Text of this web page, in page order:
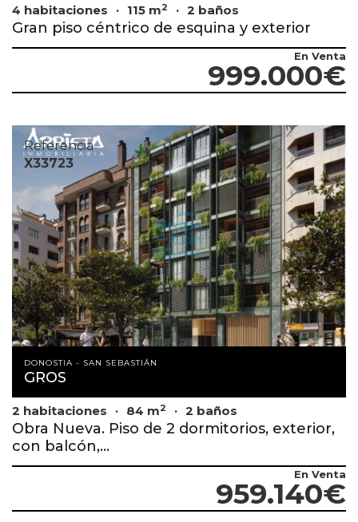
4 habitaciones 115 m2 2 baños
Gran piso céntrico de esquina y exterior
En Venta
999.000€
Referencia
X33723
DONOSTIA - SAN SEBASTIÁN
GROS
2 habitaciones 84 m2 2 baños
Obra Nueva. Piso de 2 dormitorios, exterior,
con balcón,...
En Venta
959.140€